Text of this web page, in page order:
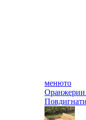
менюто
Оранжерии